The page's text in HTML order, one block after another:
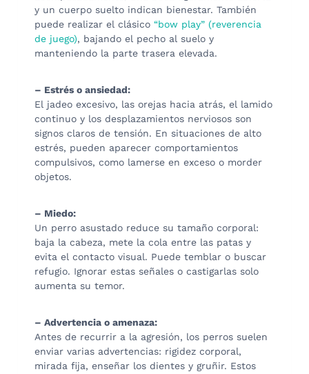
y un cuerpo suelto indican bienestar. También
puede realizar el clásico “bow play” (reverencia
de juego), bajando el pecho al suelo y
manteniendo la parte trasera elevada.
– Estrés o ansiedad:
El jadeo excesivo, las orejas hacia atrás, el lamido
continuo y los desplazamientos nerviosos son
signos claros de tensión. En situaciones de alto
estrés, pueden aparecer comportamientos
compulsivos, como lamerse en exceso o morder
objetos.
– Miedo:
Un perro asustado reduce su tamaño corporal:
baja la cabeza, mete la cola entre las patas y
evita el contacto visual. Puede temblar o buscar
refugio. Ignorar estas señales o castigarlas solo
aumenta su temor.
– Advertencia o amenaza:
Antes de recurrir a la agresión, los perros suelen
enviar varias advertencias: rigidez corporal,
mirada fija, enseñar los dientes y gruñir. Estos